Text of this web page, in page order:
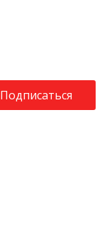
Подписаться